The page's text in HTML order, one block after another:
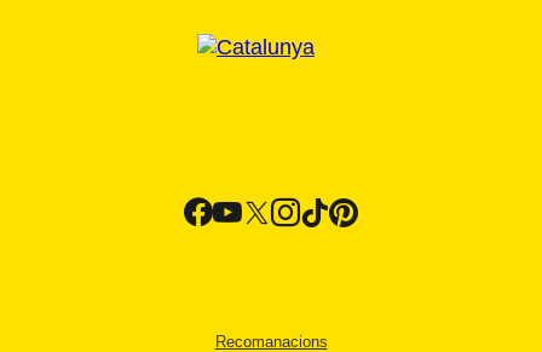
Recomanacions